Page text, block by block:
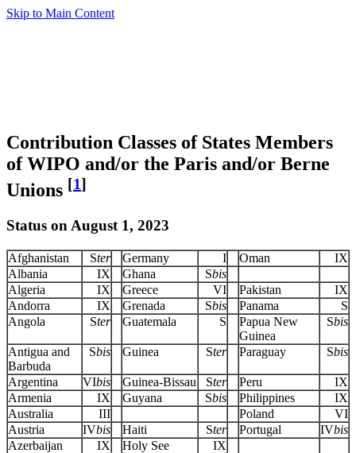
Skip to Main Content
Contribution Classes of States Members
of WIPO and/or the Paris and/or Berne
Unions [1]
Status on August 1, 2023
Afghanistan Ster Germany I Oman
IX
Albania
IX Ghana Sbis
Algeria
IX Greece VI Pakistan
IX
Andorra
IX Grenada Sbis Panama
S
Angola
Ster Guatemala S
Papua New
Guinea
Sbis
Antigua and
Barbuda
Sbis Guinea Ster Paraguay Sbis
Argentina VIbis Guinea-Bissau Ster Peru
IX
Armenia
IX Guyana Sbis Philippines
IX
Australia
III Poland
VI
Austria
IVbis Haiti Ster Portugal IVbis
Azerbaijan
IX Holy See
IX